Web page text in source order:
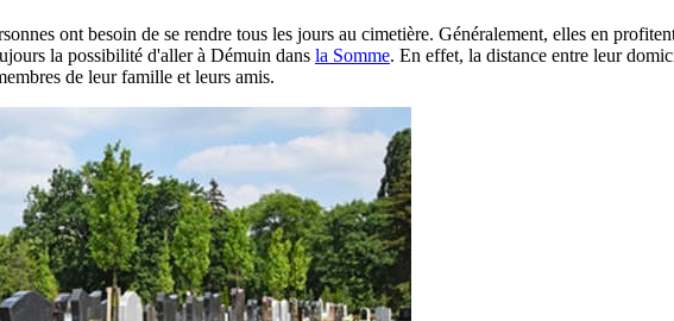
ont besoin de se rendre tous les jours au cimetière. Généralement, elles en
la possibilité d'aller à Démuin dans la Somme. En effet, la distance entre leur
de leur famille et leurs amis.